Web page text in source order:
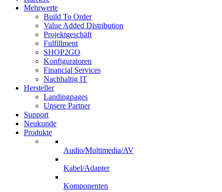
Mehrwerte
Build To Order
Value Added Distribution
Projektgeschäft
Fulfillment
SHOP2GO
Konfiguratoren
Financial Services
Nachhaltig IT
Hersteller
Landingpages
Unsere Partner
Support
Neukunde
Produkte
Audio/Multimedia/AV
Kabel/Adapter
Komponenten